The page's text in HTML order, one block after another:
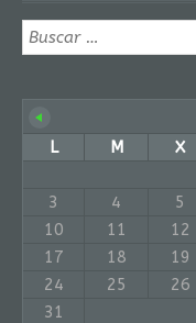
L
M X
3
4 5
10
11 12
17
18 19
24
25 26
31